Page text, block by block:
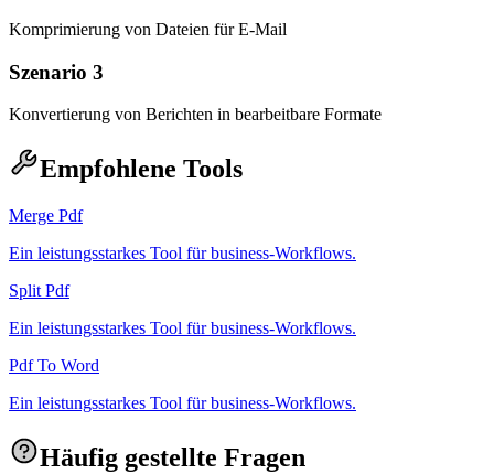
Komprimierung von Dateien für E-Mail
Szenario 3
Konvertierung von Berichten in bearbeitbare Formate
Empfohlene Tools
Merge Pdf
Ein leistungsstarkes Tool für business-Workflows.
Split Pdf
Ein leistungsstarkes Tool für business-Workflows.
Pdf To Word
Ein leistungsstarkes Tool für business-Workflows.
Häufig gestellte Fragen